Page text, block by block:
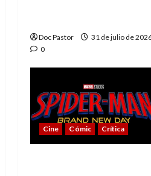
Doc Pastor
31 de julio de
0
Cine Cómic Crítica